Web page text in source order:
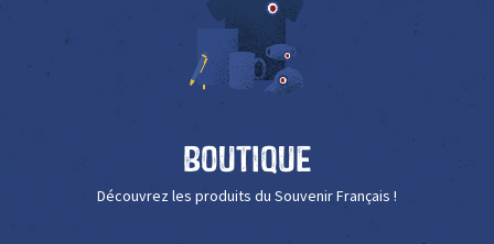
Boutique
Découvrez les produits du Souvenir Français !